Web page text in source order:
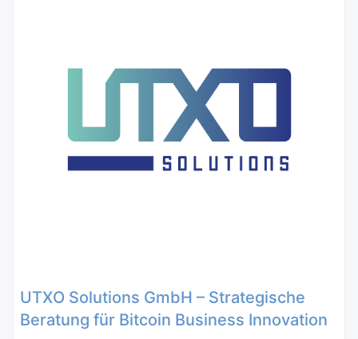
UTXO Solutions GmbH – Strategische
Beratung für Bitcoin Business Innovation